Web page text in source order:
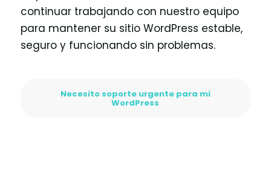
continuar trabajando con nuestro equipo
para mantener su sitio WordPress estable,
seguro y funcionando sin problemas.
Necesito soporte urgente para mi
WordPress